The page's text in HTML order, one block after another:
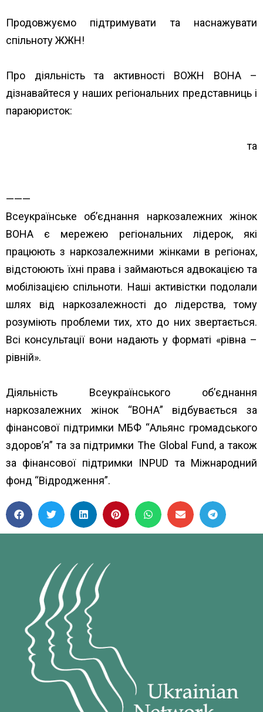
Продовжуємо підтримувати та наснажувати
спільноту ЖЖН!
Про діяльність та активності ВОЖН ВОНА –
дізнавайтеся у наших регіональних представниць і
параюристок:
та
———
Всеукраїнське об’єднання наркозалежних жінок
ВОНА є мережею регіональних лідерок, які
працюють з наркозалежними жінками в регіонах,
відстоюють їхні права і займаються адвокацією та
мобілізацією спільноти. Наші активістки подолали
шлях від наркозалежності до лідерства, тому
розуміють проблеми тих, хто до них звертається.
Всі консультації вони надають у форматі «рівна –
рівній».
Діяльність Всеукраїнського об’єднання
наркозалежних жінок “ВОНА” відбувається за
фінансової підтримки МБФ “Альянс громадського
здоров’я”та за підтримки The Global Fund, а також
за фінансової підтримки INPUD та Міжнародний
фонд “Відродження”.